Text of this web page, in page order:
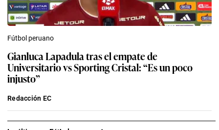
Fútbol peruano
Gianluca Lapadula tras el empate de
Universitario vs Sporting Cristal: “Es un poco
injusto”
Redacción EC